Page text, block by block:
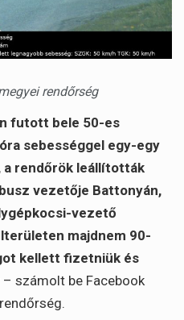
rendőrség
futott bele 50-es
sebességgel egy-egy
a rendőrök leállították
vezetője Battonyán,
vezető
majdnem 90-
kellett fizetniük és
– számolt be Facebook